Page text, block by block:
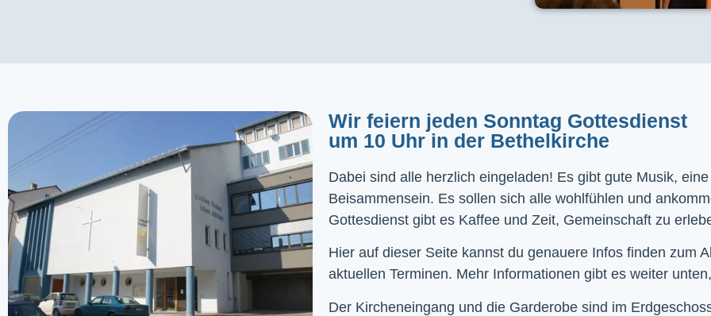
Wir feiern jeden Sonntag Gottesdienst
um 10 Uhr in der Bethelkirche
Dabei sind alle herzlich eingeladen! Es gibt gute Musik,
Beisammensein. Es sollen sich alle wohlfühlen und
Gottesdienst gibt es Kaffee und Zeit, Gemeinschaft zu
Hier auf dieser Seite kannst du genauere Infos finden zum
aktuellen Terminen. Mehr Informationen gibt es weiter
Der Kircheneingang und die Garderobe sind im